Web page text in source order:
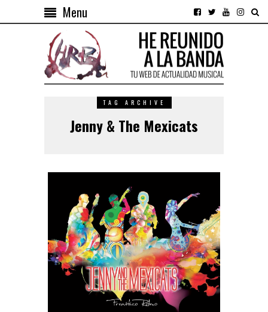
Menu
TAG ARCHIVE
Jenny & The Mexicats